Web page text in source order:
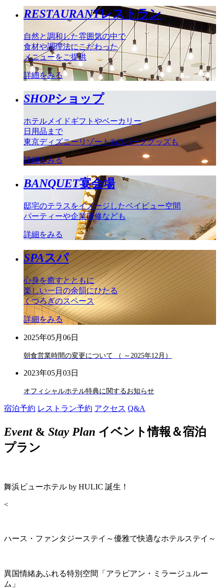
RESTAURANTレストラン
自然と調和した雰囲気の中で
食材や調理法にこだわった
メニューをご提供
詳細をみる
SHOPショップ
ホテルメイドギフトやベーカリー
日用品まで
東京ディズニーリゾート®のパークグッズも
詳細をみる
BANQUET宴会場
邸宅のテラスをイメージしたベイビュー空間
パーティーや企業研修なども
詳細をみる
SPAスパ
心身を癒すとともに
楽しい一日の余韻にひたる
くつろぎのスペース
詳細をみる
2025年05月06日
朝食営業時間の変更について （ ～2025年12月）
2023年05月03日
オフィシャルホテル特典に関するお知らせ
宿泊予約 レストラン予約 アクセス Q&A
Event& Stay Plan イベント情報＆宿泊
プラン
舞浜ビューホテル by HULIC 誕生！
<
ハース・ファンタジーステイ～優雅で快適なホテルステイ～
異国情緒あふれる特別空間「アラビアン・ミラージュルー
ム」